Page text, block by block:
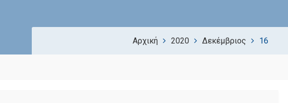
Αρχική 2020 Δεκέμβριος 16